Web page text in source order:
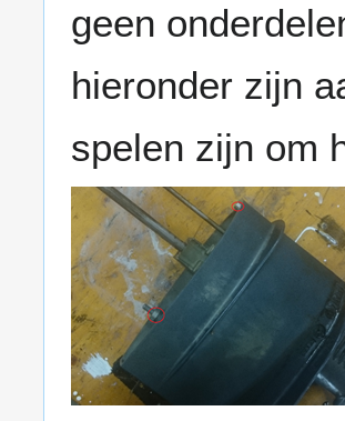
geen
hieronder zijn
spelen zijn om